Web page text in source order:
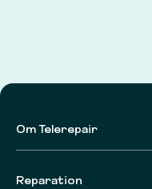
Om Telerepair
Reparation